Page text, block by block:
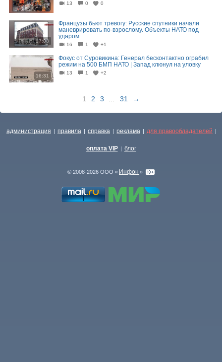
17:17
13 0 0
17:08
Французы бьют тревогу: Русские спутники начали
маневрировать по-взрослому. Объекты НАТО под
ударом
16 1 +1
16:31
Фокус от Суровикина: Генерал бесконтактно ограбил
режим на 500 БМП НАТО | Запад клюнул на уловку
13 1 +2
1 2 3 31 →
администрация | правила | справка | реклама | для правообладателей |
оплата VIP | блог
© 2008-2026 ООО « Инфон »